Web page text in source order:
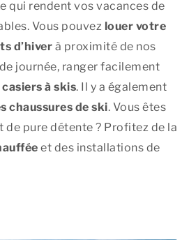
qui rendent vos vacances de
Vous pouvez louer votre
d’hiver à proximité de nos
journée, ranger facilement
casiers à skis. Il y a également
chaussures de ski. Vous êtes
de pure détente ? Profitez de la
et des installations de